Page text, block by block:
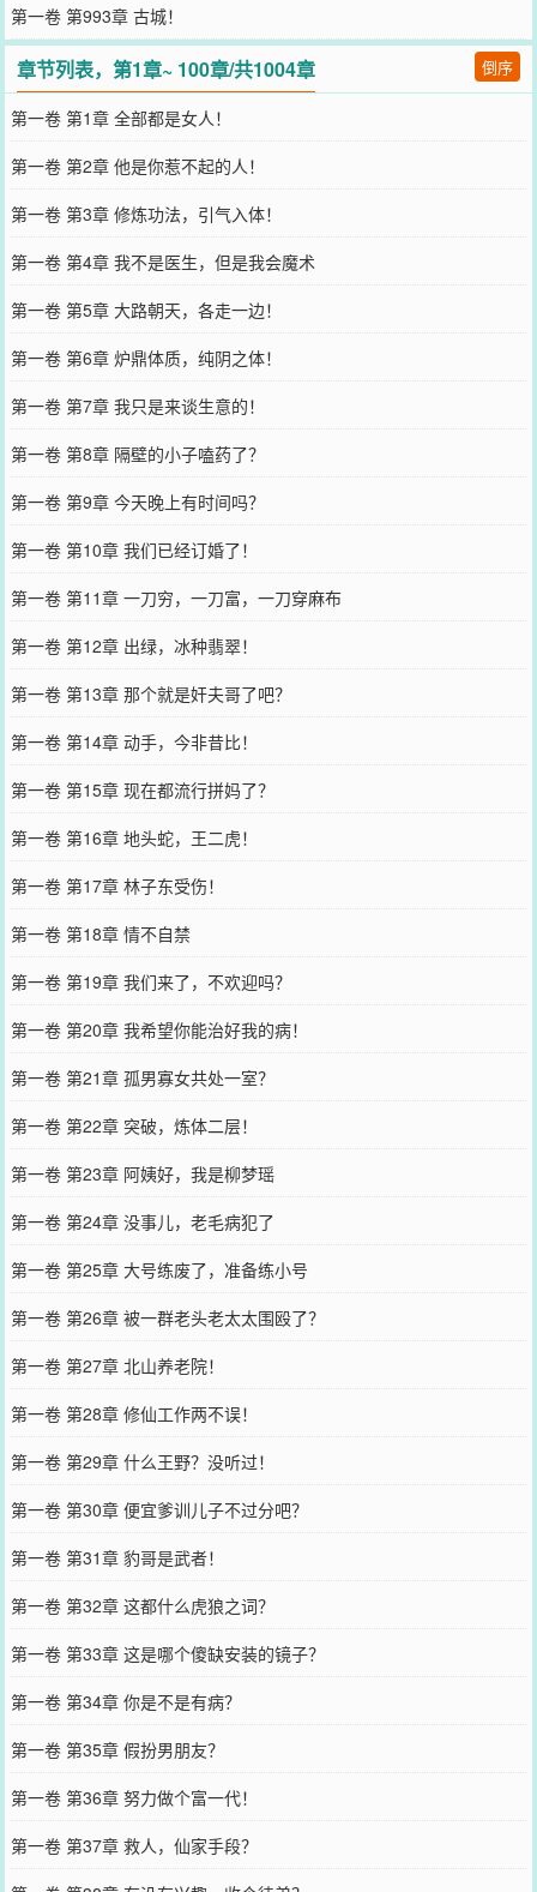
第一卷 第993章 古城！
章节列表，第1章~ 100章/共1004章 倒序
第一卷 第1章 全部都是女人！
第一卷 第2章 他是你惹不起的人！
第一卷 第3章 修炼功法，引气入体！
第一卷 第4章 我不是医生，但是我会魔术
第一卷 第5章 大路朝天，各走一边！
第一卷 第6章 炉鼎体质，纯阴之体！
第一卷 第7章 我只是来谈生意的！
第一卷 第8章 隔壁的小子嗑药了？
第一卷 第9章 今天晚上有时间吗？
第一卷 第10章 我们已经订婚了！
第一卷 第11章 一刀穷，一刀富，一刀穿麻布
第一卷 第12章 出绿，冰种翡翠！
第一卷 第13章 那个就是奸夫哥了吧？
第一卷 第14章 动手，今非昔比！
第一卷 第15章 现在都流行拼妈了？
第一卷 第16章 地头蛇，王二虎！
第一卷 第17章 林子东受伤！
第一卷 第18章 情不自禁
第一卷 第19章 我们来了，不欢迎吗？
第一卷 第20章 我希望你能治好我的病！
第一卷 第21章 孤男寡女共处一室？
第一卷 第22章 突破，炼体二层！
第一卷 第23章 阿姨好，我是柳梦瑶
第一卷 第24章 没事儿，老毛病犯了
第一卷 第25章 大号练废了，准备练小号
第一卷 第26章 被一群老头老太太围殴了？
第一卷 第27章 北山养老院！
第一卷 第28章 修仙工作两不误！
第一卷 第29章 什么王野？没听过！
第一卷 第30章 便宜爹训儿子不过分吧？
第一卷 第31章 豹哥是武者！
第一卷 第32章 这都什么虎狼之词？
第一卷 第33章 这是哪个傻缺安装的镜子？
第一卷 第34章 你是不是有病？
第一卷 第35章 假扮男朋友？
第一卷 第36章 努力做个富一代！
第一卷 第37章 救人，仙家手段？